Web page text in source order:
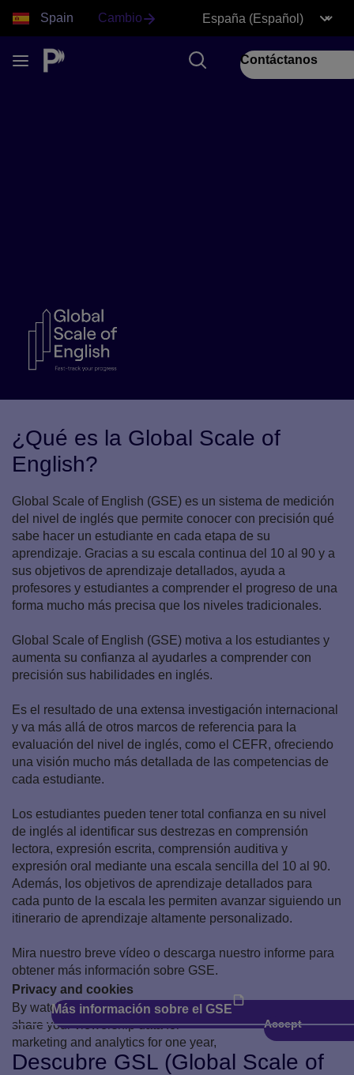
Spain Cambio
Contáctanos
¿Qué es la Global Scale of
English?
Global Scale of English (GSE) es un sistema de medición
del nivel de inglés que permite conocer con precisión qué
sabe hacer un estudiante en cada etapa de su
aprendizaje. Gracias a su escala continua del 10 al 90 y a
sus objetivos de aprendizaje detallados, ayuda a
profesores y estudiantes a comprender el progreso de una
forma mucho más precisa que los niveles tradicionales.
Global Scale of English (GSE) motiva a los estudiantes y
aumenta su confianza al ayudarles a comprender con
precisión sus habilidades en inglés.
Es el resultado de una extensa investigación internacional
y va más allá de otros marcos de referencia para la
evaluación del nivel de inglés, como el CEFR, ofreciendo
una visión mucho más detallada de las competencias de
cada estudiante.
Los estudiantes pueden tener total confianza en su nivel
de inglés al identificar sus destrezas en comprensión
lectora, expresión escrita, comprensión auditiva y
expresión oral mediante una escala sencilla del 10 al 90.
Además, los objetivos de aprendizaje detallados para
cada punto de la escala les permiten avanzar siguiendo un
itinerario de aprendizaje altamente personalizado.
Mira nuestro breve vídeo o descarga nuestro informe para
obtener más información sobre GSE.
Más información sobre el GSE
Reproducir
Privacy and cookies
By watching, you agree Pearson can
share your viewership data for
marketing and analytics for one year,
revocable by deleting your cookies.
Accept
Descubre GSL (Global Scale of